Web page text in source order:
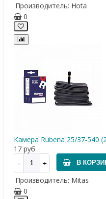
Производитель: Hota
0
Камера Rubena 25/37-540
17 руб
В
Производитель: Mitas
0